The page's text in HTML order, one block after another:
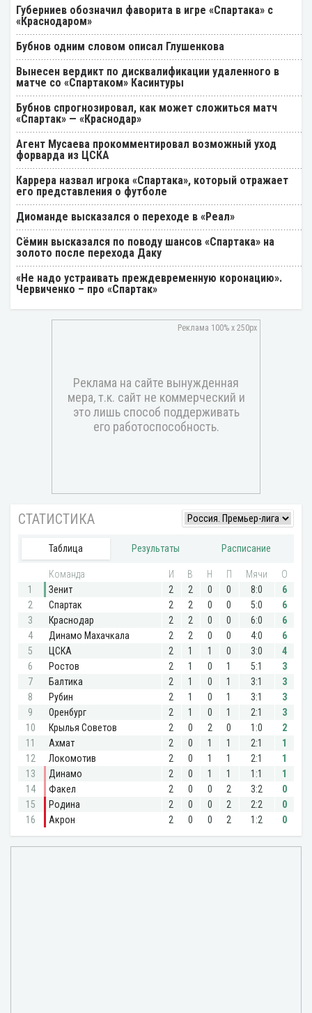
Губерниев обозначил фаворита в игре «Спартака» с
«Краснодаром»
Бубнов одним словом описал Глушенкова
Вынесен вердикт по дисквалификации удаленного в
матче со «Спартаком» Касинтуры
Бубнов спрогнозировал, как может сложиться матч
«Спартак» — «Краснодар»
Агент Мусаева прокомментировал возможный уход
форварда из ЦСКА
Каррера назвал игрока «Спартака», который отражает
его представления о футболе
Диоманде высказался о переходе в «Реал»
Cёмин высказался по поводу шансов «Спартака» на
золото после перехода Даку
«Не надо устраивать преждевременную коронацию».
Червиченко – про «Спартак»